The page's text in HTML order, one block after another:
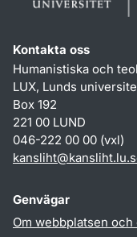
Kontakta oss
Humanistiska och
LUX, Lunds
Box 192
221 00 LUND
046-222 00 00 (vxl)
kansliht@kansliht.lu.
Genvägar
Om webbplatsen och